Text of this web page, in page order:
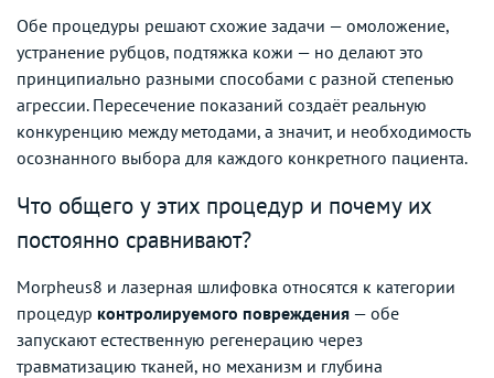
Обе процедуры решают схожие задачи — омоложение,
устранение рубцов, подтяжка кожи — но делают это
принципиально разными способами с разной степенью
агрессии. Пересечение показаний создаёт реальную
конкуренцию между методами, а значит, и необходимость
осознанного выбора для каждого конкретного пациента.
Что общего у этих процедур и почему их
постоянно сравнивают?
Morpheus8 и лазерная шлифовка относятся к категории
процедур контролируемого повреждения — обе
запускают естественную регенерацию через
травматизацию тканей, но механизм и глубина